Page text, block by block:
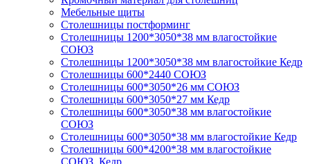
Мебельные щиты
Столешницы постформинг
Столешницы 1200*3050*38 мм влагостойкие
СОЮЗ
Столешницы 1200*3050*38 мм влагостойкие Кедр
Столешницы 600*2440 СОЮЗ
Столешницы 600*3050*26 мм СОЮЗ
Столешницы 600*3050*27 мм Кедр
Столешницы 600*3050*38 мм влагостойкие
СОЮЗ
Столешницы 600*3050*38 мм влагостойкие Кедр
Столешницы 600*4200*38 мм влагостойкие
СОЮЗ, Кедр